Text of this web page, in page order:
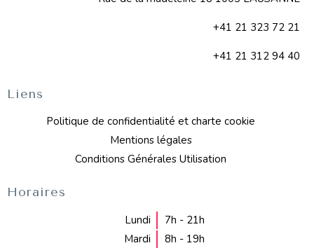
+41 21 323 72 21
+41 21 312 94 40
Liens
Politique de confidentialité et charte cookie
Mentions légales
Conditions Générales Utilisation
Horaires
Lundi
7h - 21h
Mardi
8h - 19h